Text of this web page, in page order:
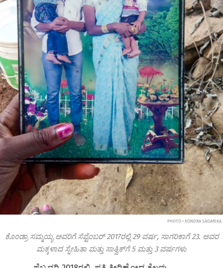
PHOTO • KONDRA SAGARIKA
ಕೊಂಡ್ರಾ ಸಮ್ಮಯ್ಯ ಅವರಿಗೆ ಸೆಪ್ಟೆಂಬರ್ 2017ರಲ್ಲಿ 29 ವರ್ಷ, ಸಾಗರಿಕಾಗೆ 23. ಅವರ
ಮಕ್ಕಳಾದ ಸ್ನೇಹಿತಾ ಮತ್ತು ಸಾತ್ವಿಕ್‌ಗೆ 5 ಮತ್ತು 3 ವರ್ಷಗಳು